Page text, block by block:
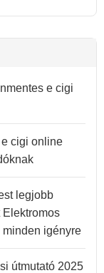
e cigi
cigi online
legjobb
Elektromos
igényre
útmutató 2025